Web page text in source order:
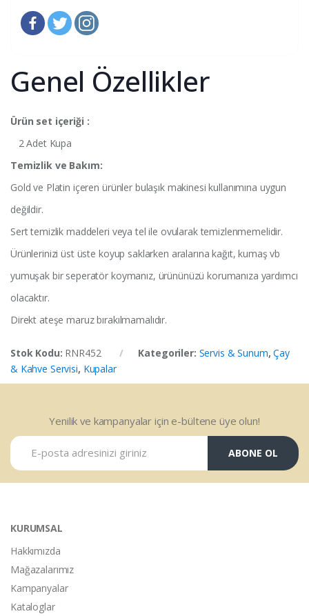
Genel Özellikler
Ürün set içeriği :
2 Adet Kupa
Temizlik ve Bakım:
Gold ve Platin içeren ürünler bulaşık makinesi kullanımına uygun
değildir.
Sert temizlik maddeleri veya tel ile ovularak temizlenmemelidir.
Ürünlerinizi üst üste koyup saklarken aralarına kağıt, kumaş vb
yumuşak bir seperatör koymanız, ürününüzü korumanıza yardımcı
olacaktır.
Direkt ateşe maruz bırakılmamalıdır.
Stok Kodu: RNR452 Kategoriler: Servis & Sunum,Çay
& Kahve Servisi, Kupalar
Yenilik ve kampanyalar için e-bültene üye olun!
ABONE OL
KURUMSAL
Hakkımızda
Mağazalarımız
Kampanyalar
Kataloglar